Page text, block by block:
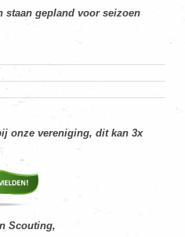
staan gepland voor seizoen
onze vereniging, dit kan 3x
Scouting,